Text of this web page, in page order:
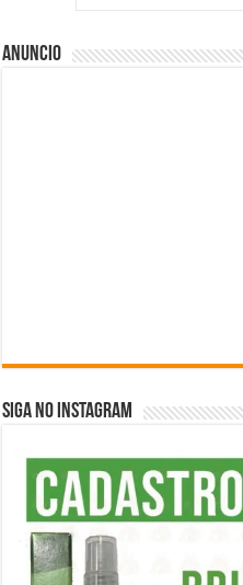
Anuncio
SIGA NO INSTAGRAM